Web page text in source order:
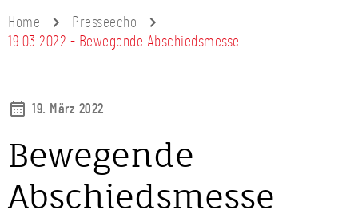
Home
Presseecho
19.03.2022 - Bewegende Abschiedsmesse
19. März 2022
Bewegende
Abschiedsmesse